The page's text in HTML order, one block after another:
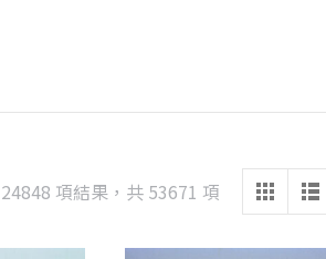
項結果，共 53671 項 Sorted
latest